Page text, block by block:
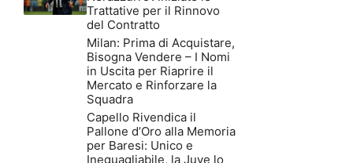
Trattative per il Rinnovo
del Contratto
Milan: Prima di Acquistare,
Bisogna Vendere – I Nomi
in Uscita per Riaprire il
Mercato e Rinforzare la
Squadra
Capello Rivendica il
Pallone d’Oro alla Memoria
per Baresi: Unico e
Ineguagliabile, la Juve lo